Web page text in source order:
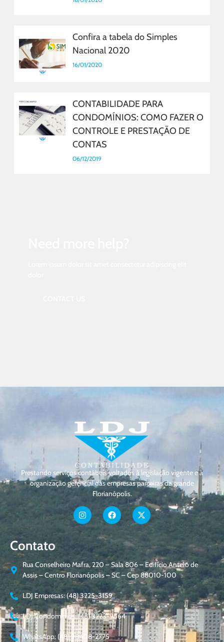
Confira a tabela do Simples
Nacional 2020
16/01/2020
CONTABILIDADE PARA
CONDOMÍNIOS: COMO FAZER O
CONTROLE E PRESTAÇÃO DE
CONTAS
06/12/2019
Prestando serviços contábeis voltados à legislação vigente e à
organização gerencial das empresas parceiras da grande
Florianópolis.
Contato
Rua Conselheiro Mafra, 220 – Sala 806 – Edifício Antero de
Assis – Centro Florianópolis – SC – Cep 88010-100
LDJ Empresas: (48) 3225-3159
LDJ Condomínios: (48) 3223-9564
WhatsApp: (48) 98408-2775